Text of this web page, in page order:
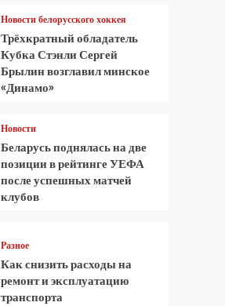
Новости белорусского хоккея
Трёхкратный обладатель
Кубка Стэнли Сергей
Брылин возглавил минское
«Динамо»
Новости
Беларусь поднялась на две
позиции в рейтинге УЕФА
после успешных матчей
клубов
Разное
Как снизить расходы на
ремонт и эксплуатацию
транспорта